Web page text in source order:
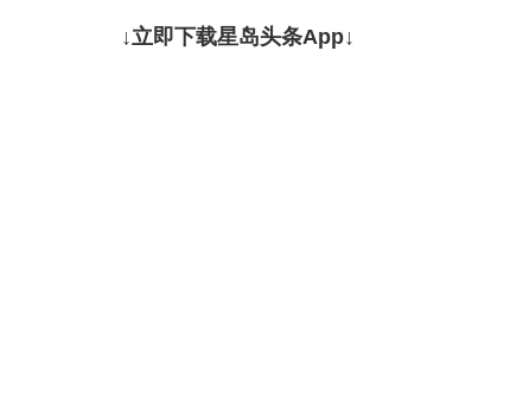
↓立即下载星岛头条App↓